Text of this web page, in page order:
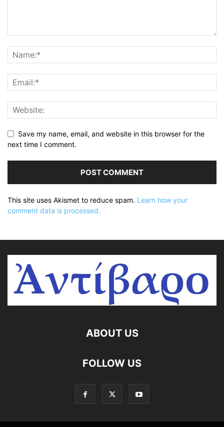
Save my name, email, and website in this browser for the
next time I comment.
This site uses Akismet to reduce spam. Learn how your
comment data is processed.
ABOUT US
FOLLOW US